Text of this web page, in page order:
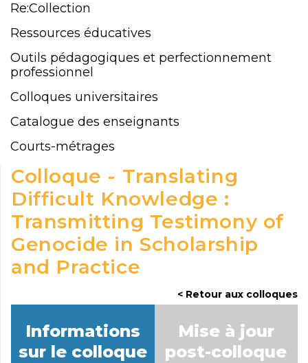
Re:Collection
Ressources éducatives
Outils pédagogiques et perfectionnement
professionnel
Colloques universitaires
Catalogue des enseignants
Courts-métrages
Colloque - Translating
Difficult Knowledge :
Transmitting Testimony of
Genocide in Scholarship
and Practice
Retour aux colloques
Informations
sur le colloque
Mise à jour
post-colloque